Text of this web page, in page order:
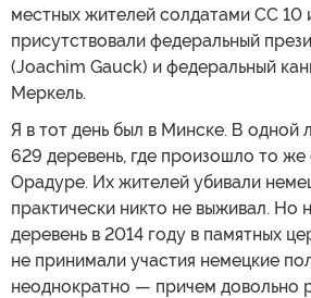
местных жителей солдатами СС 10
присутствовали федеральный
(Joachim Gauck) и федеральный
Меркель.
Я в тот день был в Минске. В
629 деревень, где произошло то же
Орадуре. Их жителей убивали
практически никто не выживал. Но
деревень в 2014 году в памятных
не принимали участия немецкие
неоднократно — причем довольно